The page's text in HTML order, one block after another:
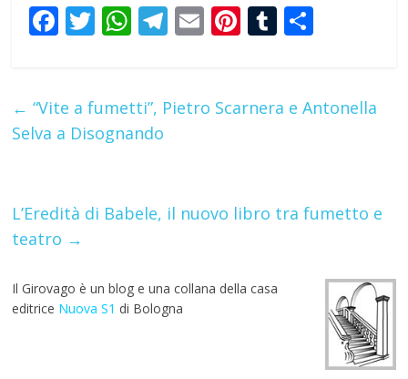
F
b
o
T
er
W
s
A
T
gr
E
l
Pi
e
T
bl e
← “Vite a fumetti”, Pietro Scarnera e Antonella
Selva a Disognando
L’Eredità di Babele, il nuovo libro tra fumetto e
teatro →
Il Girovago è un blog e una collana della casa
editrice Nuova S1 di Bologna